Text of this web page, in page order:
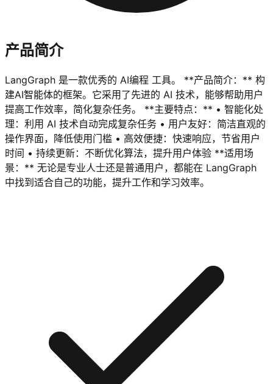
产品简介
LangGraph 是一款优秀的 AI编程 工具。 **产品简介：** 构
建AI智能体的框架。它采用了先进的 AI 技术，能够帮助用户
提高工作效率，简化复杂任务。 **主要特点：** • 智能化处
理：利用 AI 技术自动完成复杂任务 • 用户友好：简洁直观的
操作界面，降低使用门槛 • 高效便捷：快速响应，节省用户
时间 • 持续更新：不断优化算法，提升用户体验 **适用场
景：** 无论是专业人士还是普通用户，都能在 LangGraph
中找到适合自己的功能，提升工作和学习效率。